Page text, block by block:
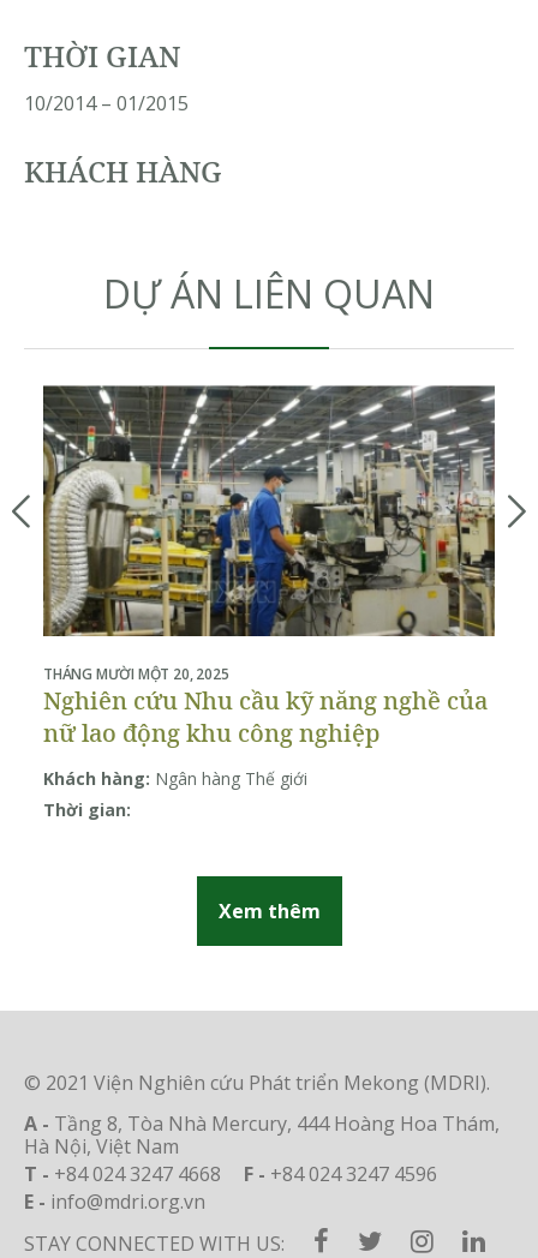
THỜI GIAN
10/2014 – 01/2015
KHÁCH HÀNG
DỰ ÁN LIÊN QUAN
THÁNG MƯỜI MỘT 20, 2025
Nghiên cứu Nhu cầu kỹ năng nghề của
nữ lao động khu công nghiệp
Khách hàng: Ngân hàng Thế giới
Thời gian:
Xem thêm
© 2021 Viện Nghiên cứu Phát triển Mekong (MDRI).
A - Tầng 8, Tòa Nhà Mercury, 444 Hoàng Hoa Thám,
Hà Nội, Việt Nam
T - +84 024 3247 4668 F - +84 024 3247 4596
E - info@mdri.org.vn
STAY CONNECTED WITH US: